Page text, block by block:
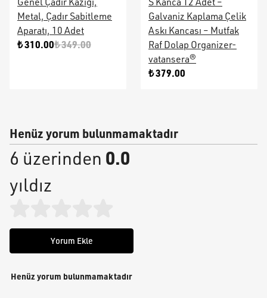
Metal, Çadır Sabitleme
Aparatı, 10 Adet
₺ 310.00₺ 349.00
Galvaniz Kaplama Çelik
Askı Kancası – Mutfak
Raf Dolap Organizer-
vatansera®
₺ 379.00
Henüz yorum bulunmamaktadır
6 üzerinden 0.0
yıldız
Yorum Ekle
Henüz yorum bulunmamaktadır